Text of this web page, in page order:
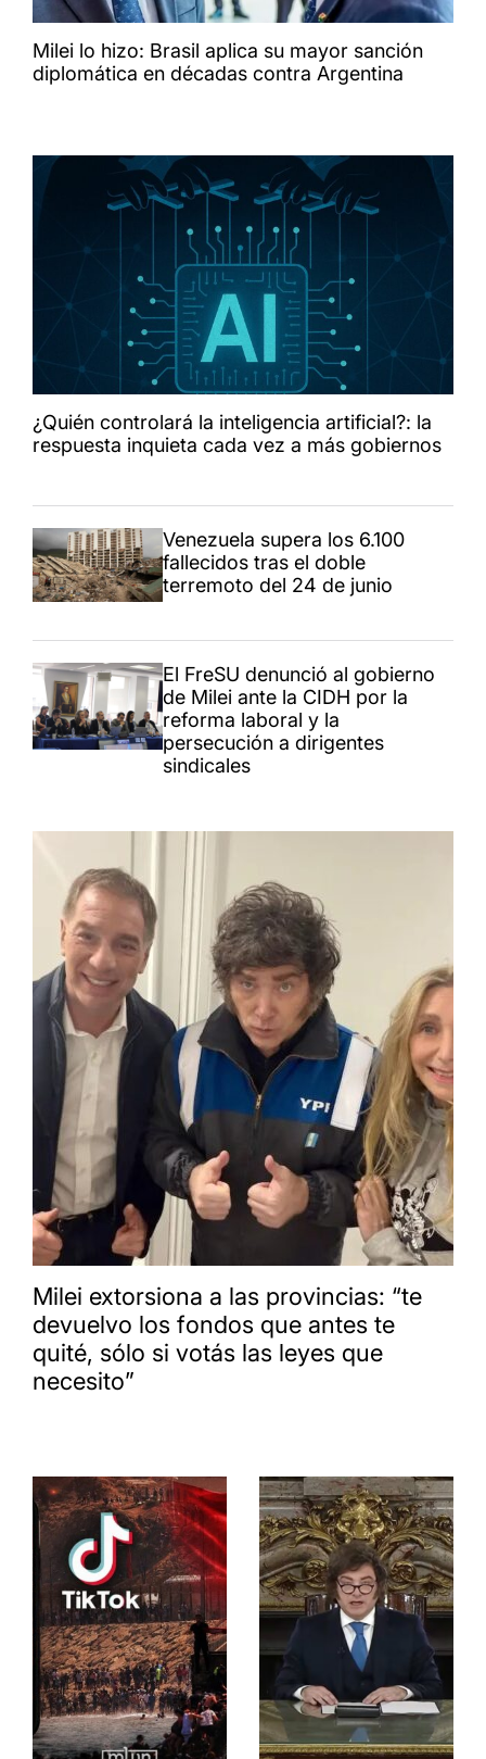
Milei lo hizo: Brasil aplica su mayor sanción
diplomática en décadas contra Argentina
¿Quién controlará la inteligencia artificial?: la
respuesta inquieta cada vez a más gobiernos
Venezuela supera los 6.100
fallecidos tras el doble
terremoto del 24 de junio
El FreSU denunció al gobierno
de Milei ante la CIDH por la
reforma laboral y la
persecución a dirigentes
sindicales
Milei extorsiona a las provincias: “te
devuelvo los fondos que antes te
quité, sólo si votás las leyes que
necesito”